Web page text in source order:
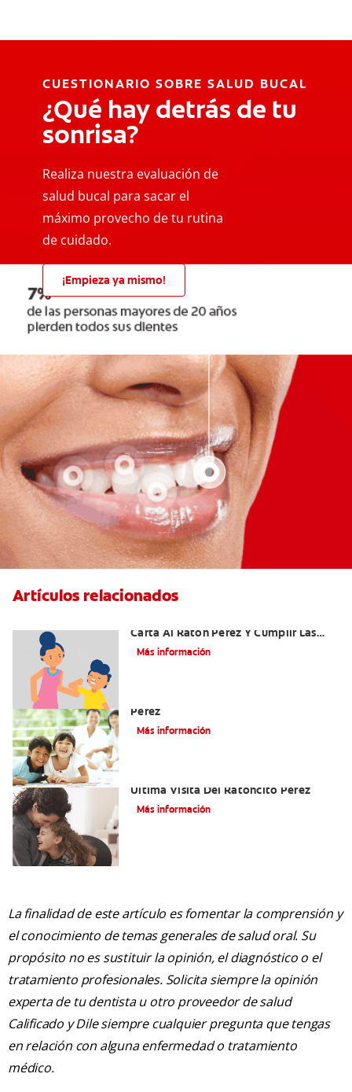
CUESTIONARIO SOBRE SALUD BUCAL
¿Qué hay detrás de tu
sonrisa?
Realiza nuestra evaluación de
salud bucal para sacar el
máximo provecho de tu rutina
de cuidado.
¡Empieza ya mismo!
Artículos relacionados
Carta Al Ratón Pérez Y Cumplir Las
Fantasías De Su Hijo/A
Más información
Pérez
Más información
Última Visita Del Ratoncito Pérez
Más información
La finalidad de este artículo es fomentar la comprensión y
el conocimiento de temas generales de salud oral. Su
propósito no es sustituir la opinión, el diagnóstico o el
tratamiento profesionales. Solicita siempre la opinión
experta de tu dentista u otro proveedor de salud
Calificado y Dile siempre cualquier pregunta que tengas
en relación con alguna enfermedad o tratamiento
médico.